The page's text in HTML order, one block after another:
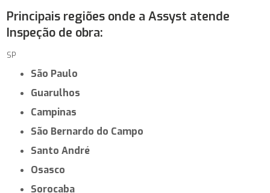
Principais regiões onde a Assyst atende
Inspeção de obra:
SP
São Paulo
Guarulhos
Campinas
São Bernardo do Campo
Santo André
Osasco
Sorocaba